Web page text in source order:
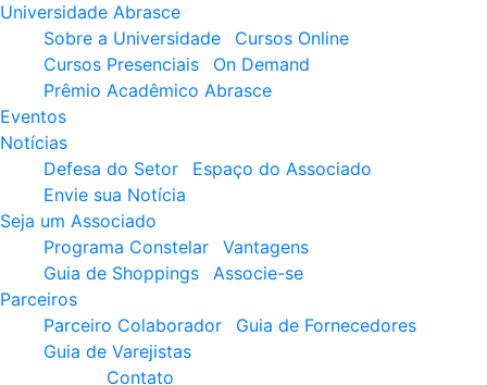
Universidade Abrasce
Sobre a Universidade
Cursos Online
Cursos Presenciais
On Demand
Prêmio Acadêmico Abrasce
Eventos
Notícias
Defesa do Setor
Espaço do Associado
Envie sua Notícia
Seja um Associado
Programa Constelar
Vantagens
Guia de Shoppings
Associe-se
Parceiros
Parceiro Colaborador
Guia de Fornecedores
Guia de Varejistas
Contato